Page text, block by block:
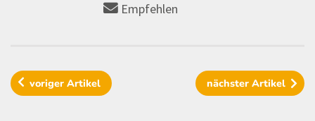
Empfehlen
vorigerArtikel nächster Artikel